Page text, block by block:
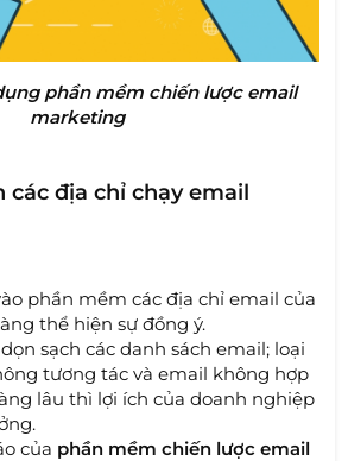
phần mềm chiến lược email
marketing
các địa chỉ chạy email
phần mềm các địa chỉ email của
thể hiện sự đồng ý.
sạch các danh sách email; loại
tương tác và email không hợp
lâu thì lợi ích của doanh nghiệp
của phần mềm chiến lược email